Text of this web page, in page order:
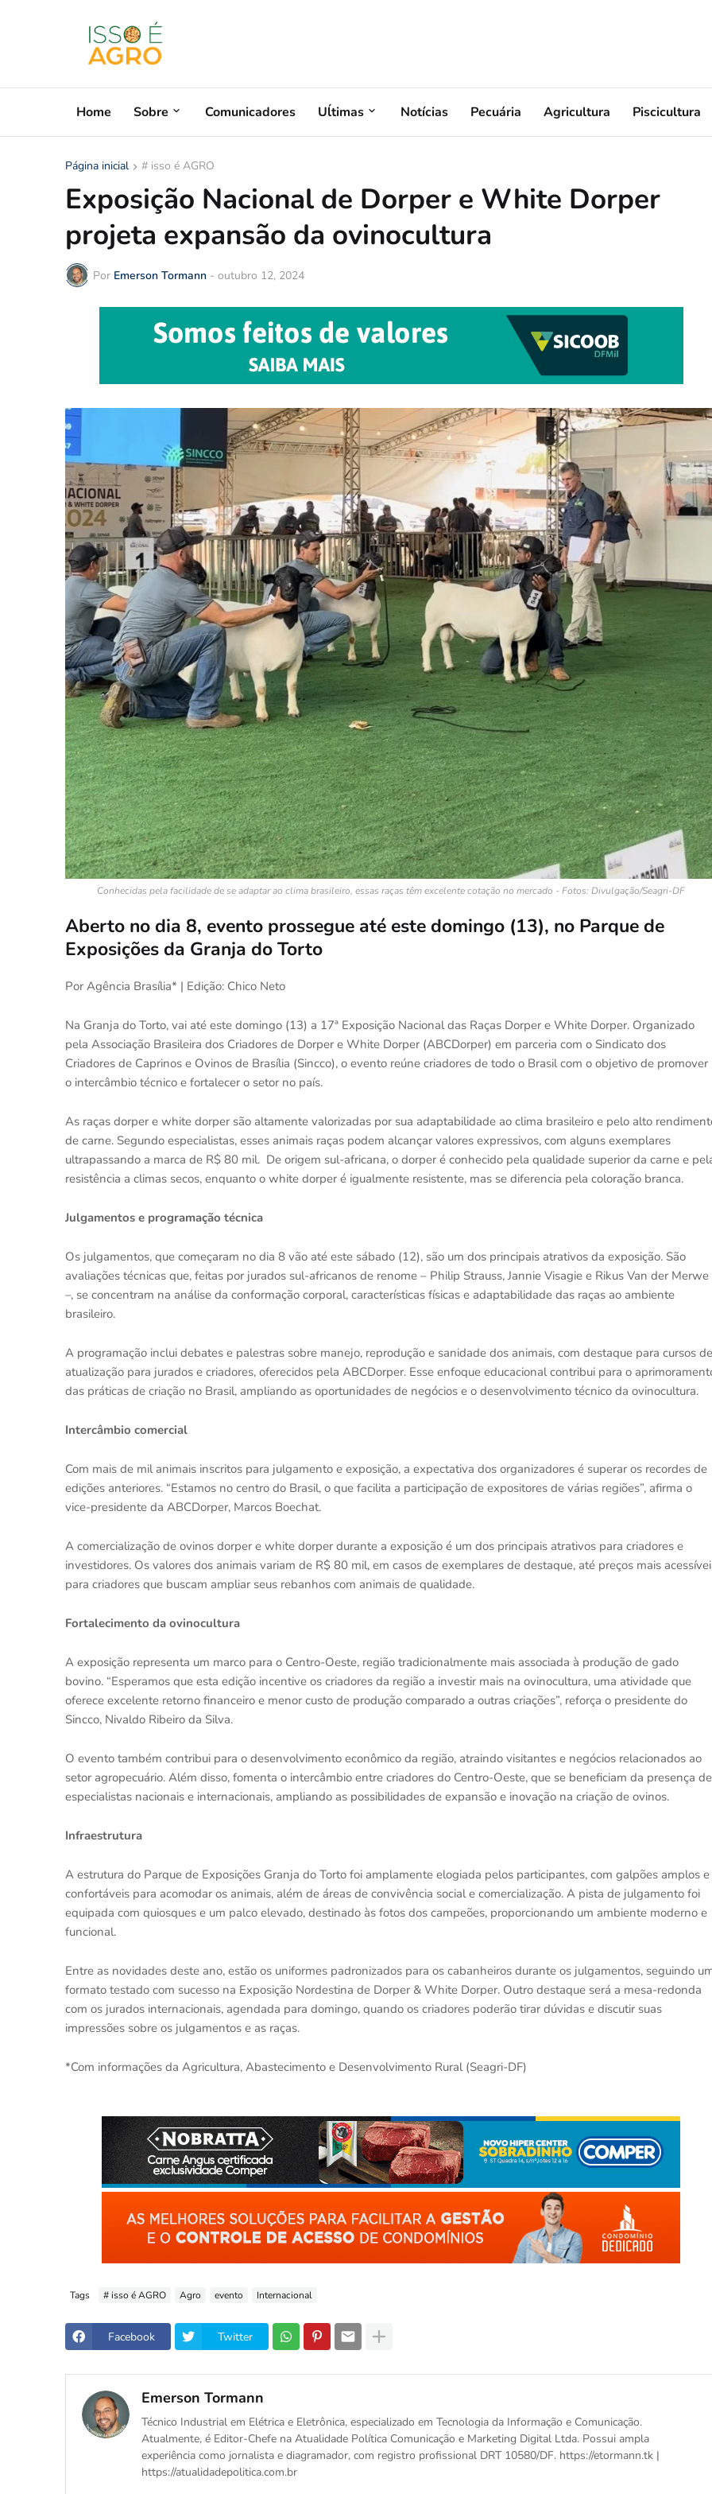
Home Sobre Comunicadores Uĺtimas Notícias Pecuária Agricultura Piscicultura
Página inicial # isso é AGRO
Exposição Nacional de Dorper e White Dorper
projeta expansão da ovinocultura
Por Emerson Tormann - outubro 12, 2024
Conhecidas pela facilidade de se adaptar ao clima brasileiro, essas raças têm excelente cotação no mercado - Fotos: Divulgação/Seagri-DF
Aberto no dia 8, evento prossegue até este domingo (13), no Parque de
Exposições da Granja do Torto
Por Agência Brasília* | Edição: Chico Neto
Na Granja do Torto, vai até este domingo (13) a 17ª Exposição Nacional das Raças Dorper e White Dorper. Organizado
pela Associação Brasileira dos Criadores de Dorper e White Dorper (ABCDorper) em parceria com o Sindicato dos
Criadores de Caprinos e Ovinos de Brasília (Sincco), o evento reúne criadores de todo o Brasil com o objetivo de promover
o intercâmbio técnico e fortalecer o setor no país.
As raças dorper e white dorper são altamente valorizadas por sua adaptabilidade ao clima brasileiro e pelo alto
de carne. Segundo especialistas, esses animais raças podem alcançar valores expressivos, com alguns exemplares
ultrapassando a marca de R$ 80 mil. De origem sul-africana, o dorper é conhecido pela qualidade superior da carne e
resistência a climas secos, enquanto o white dorper é igualmente resistente, mas se diferencia pela coloração branca.
Julgamentos e programação técnica
Os julgamentos, que começaram no dia 8 vão até este sábado (12), são um dos principais atrativos da exposição. São
avaliações técnicas que, feitas por jurados sul-africanos de renome – Philip Strauss, Jannie Visagie e Rikus Van der Merwe
–, se concentram na análise da conformação corporal, características físicas e adaptabilidade das raças ao ambiente
brasileiro.
A programação inclui debates e palestras sobre manejo, reprodução e sanidade dos animais, com destaque para cursos de
atualização para jurados e criadores, oferecidos pela ABCDorper. Esse enfoque educacional contribui para o
das práticas de criação no Brasil, ampliando as oportunidades de negócios e o desenvolvimento técnico da ovinocultura.
Intercâmbio comercial
Com mais de mil animais inscritos para julgamento e exposição, a expectativa dos organizadores é superar os recordes de
edições anteriores. “Estamos no centro do Brasil, o que facilita a participação de expositores de várias regiões”, afirma o
vice-presidente da ABCDorper, Marcos Boechat.
A comercialização de ovinos dorper e white dorper durante a exposição é um dos principais atrativos para criadores e
investidores. Os valores dos animais variam de R$ 80 mil, em casos de exemplares de destaque, até preços mais
para criadores que buscam ampliar seus rebanhos com animais de qualidade.
Fortalecimento da ovinocultura
A exposição representa um marco para o Centro-Oeste, região tradicionalmente mais associada à produção de gado
bovino. “Esperamos que esta edição incentive os criadores da região a investir mais na ovinocultura, uma atividade que
oferece excelente retorno financeiro e menor custo de produção comparado a outras criações”, reforça o presidente do
Sincco, Nivaldo Ribeiro da Silva.
O evento também contribui para o desenvolvimento econômico da região, atraindo visitantes e negócios relacionados ao
setor agropecuário. Além disso, fomenta o intercâmbio entre criadores do Centro-Oeste, que se beneficiam da presença de
especialistas nacionais e internacionais, ampliando as possibilidades de expansão e inovação na criação de ovinos.
Infraestrutura
A estrutura do Parque de Exposições Granja do Torto foi amplamente elogiada pelos participantes, com galpões amplos e
confortáveis para acomodar os animais, além de áreas de convivência social e comercialização. A pista de julgamento foi
equipada com quiosques e um palco elevado, destinado às fotos dos campeões, proporcionando um ambiente moderno e
funcional.
Entre as novidades deste ano, estão os uniformes padronizados para os cabanheiros durante os julgamentos, seguindo
formato testado com sucesso na Exposição Nordestina de Dorper & White Dorper. Outro destaque será a mesa-redonda
com os jurados internacionais, agendada para domingo, quando os criadores poderão tirar dúvidas e discutir suas
impressões sobre os julgamentos e as raças.
*Com informações da Agricultura, Abastecimento e Desenvolvimento Rural (Seagri-DF)
Tags # isso é AGRO Agro evento Internacional
Facebook Twitter
Emerson Tormann
Técnico Industrial em Elétrica e Eletrônica, especializado em Tecnologia da Informação e Comunicação.
Atualmente, é Editor-Chefe na Atualidade Política Comunicação e Marketing Digital Ltda. Possui ampla
experiência como jornalista e diagramador, com registro profissional DRT 10580/DF. https://etormann.tk |
https://atualidadepolitica.com.br